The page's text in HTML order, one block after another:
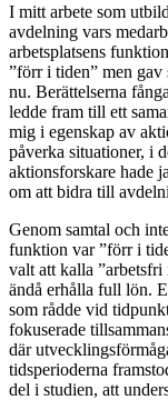
I mitt arbete som
avdelning vars
arbetsplatsens
”förr i tiden” men
nu. Berättelserna
ledde fram till ett
mig i egenskap av
påverka situationer, i
aktionsforskare hade
om att bidra till
Genom samtal och
funktion var ”förr i
valt att kalla
ändå erhålla full lön.
som rådde vid
fokuserade
där
tidsperioderna
del i studien, att